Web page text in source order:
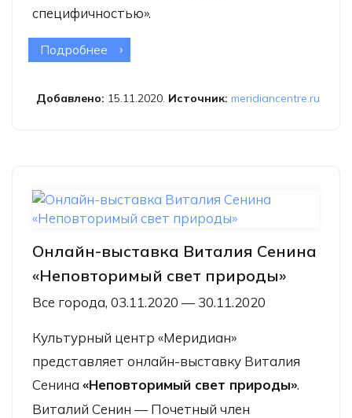
специфичностью».
Подробнее о Онлайн-выставка Анатолия
фитоформы»
Добавлено: 15.11.2020. Источник: meridiancentre.ru
Онлайн-выставка Виталия Сенина
«Неповторимый свет природы»
Все города, 03.11.2020 — 30.11.2020
Культурный центр «Меридиан»
представляет онлайн-выставку Виталия
Сенина «Неповторимый свет природы».
Виталий Сенин — Почетный член